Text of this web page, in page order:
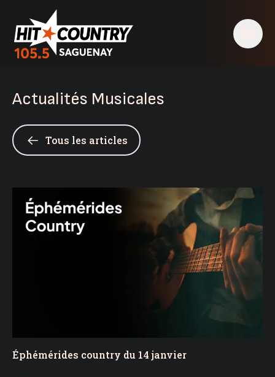
Actualités Musicales
Tous les articles
Éphémérides country du 14 janvier